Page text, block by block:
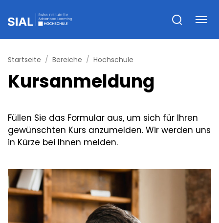
Startseite Bereiche Hochschule
Kursanmeldung
Füllen Sie das Formular aus, um sich für Ihren
gewünschten Kurs anzumelden. Wir werden uns
in Kürze bei Ihnen melden.